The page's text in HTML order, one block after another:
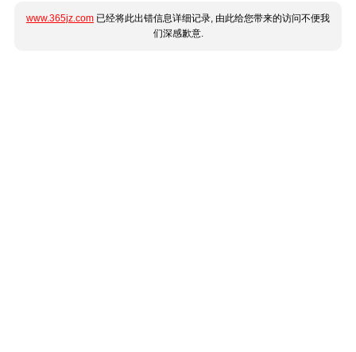
www.365jz.com 已经将此出错信息详细记录, 由此给您带来的访问不便我
们深感歉意.